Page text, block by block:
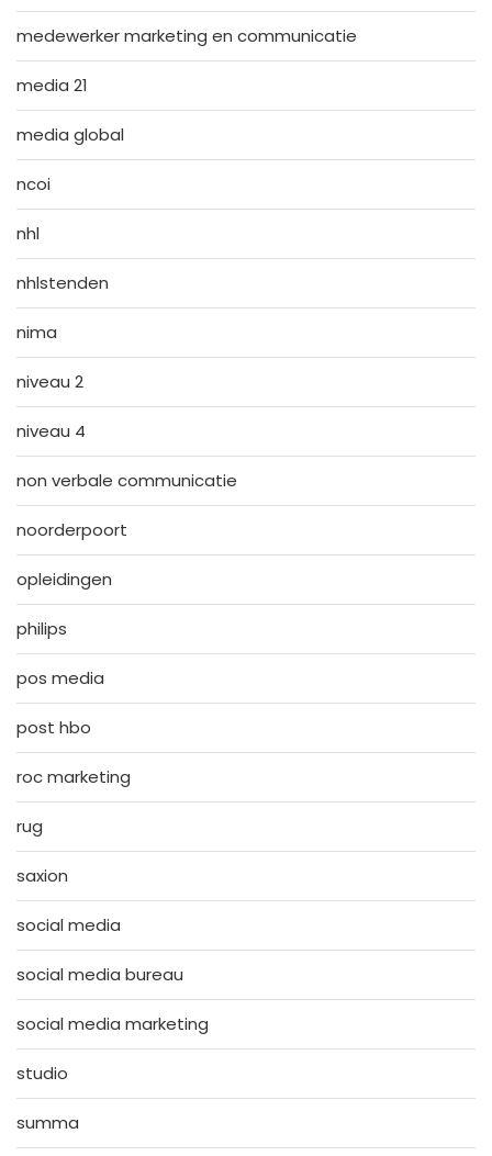
medewerker marketing en communicatie
media 21
media global
ncoi
nhl
nhlstenden
nima
niveau 2
niveau 4
non verbale communicatie
noorderpoort
opleidingen
philips
pos media
post hbo
roc marketing
rug
saxion
social media
social media bureau
social media marketing
studio
summa